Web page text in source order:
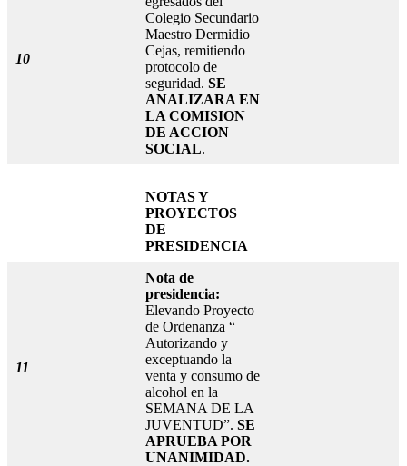
10
Colegio Secundario
Maestro Dermidio
Cejas, remitiendo
protocolo de
seguridad. SE
ANALIZARA EN
LA COMISION
DE ACCION
SOCIAL.
NOTAS Y
PROYECTOS
DE
PRESIDENCIA
11
Nota de
presidencia:
Elevando Proyecto
de Ordenanza “
Autorizando y
exceptuando la
venta y consumo de
alcohol en la
SEMANA DE LA
JUVENTUD”. SE
APRUEBA POR
UNANIMIDAD.